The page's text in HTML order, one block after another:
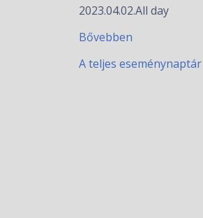
2023.04.02.All day
Bővebben
A teljes